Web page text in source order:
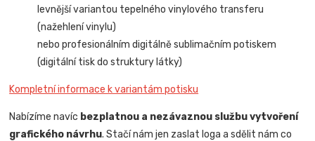
levnější variantou tepelného vinylového transferu
(nažehlení vinylu)
nebo profesionálním digitálně sublimačním potiskem
(digitální tisk do struktury látky)
Kompletní informace k variantám potisku
Nabízíme navíc bezplatnou a nezávaznou službu vytvoření
grafického návrhu. Stačí nám jen zaslat loga a sdělit nám co